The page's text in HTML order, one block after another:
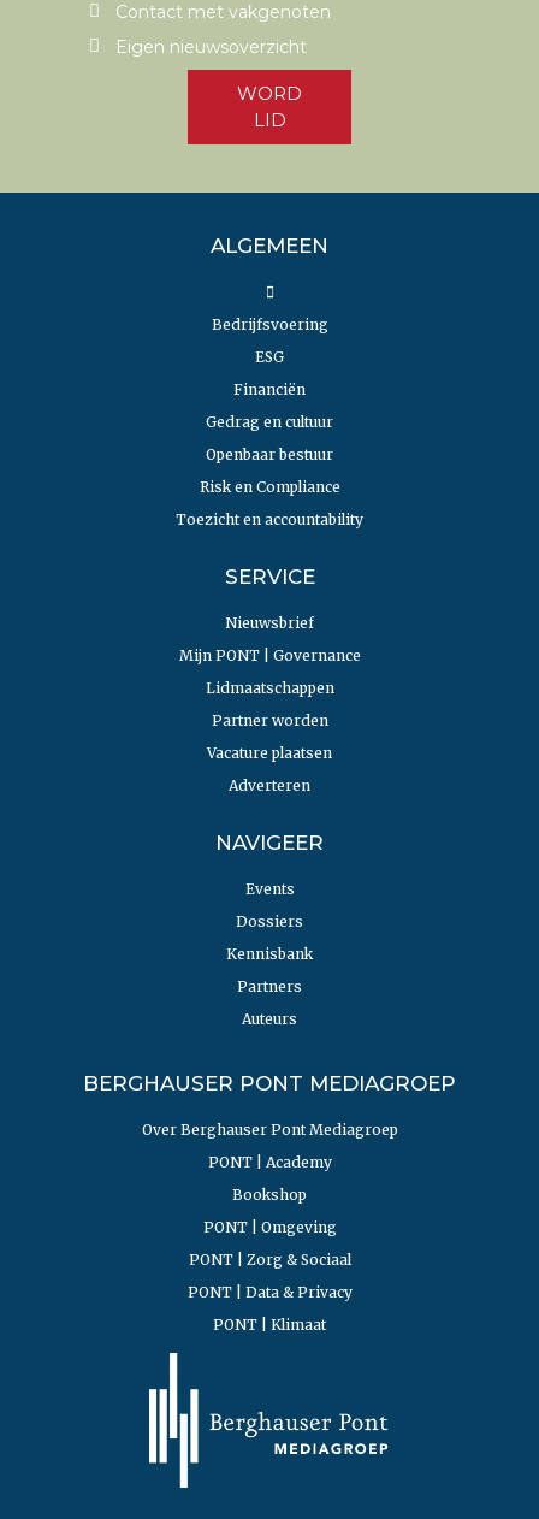
Contact met vakgenoten
Eigen nieuwsoverzicht
WORD
LID
ALGEMEEN
Bedrijfsvoering
ESG
Financiën
Gedrag en cultuur
Openbaar bestuur
Risk en Compliance
Toezicht en accountability
SERVICE
Nieuwsbrief
Mijn PONT | Governance
Lidmaatschappen
Partner worden
Vacature plaatsen
Adverteren
NAVIGEER
Events
Dossiers
Kennisbank
Partners
Auteurs
BERGHAUSER PONT MEDIAGROEP
Over Berghauser Pont Mediagroep
PONT | Academy
Bookshop
PONT | Omgeving
PONT | Zorg & Sociaal
PONT | Data & Privacy
PONT | Klimaat